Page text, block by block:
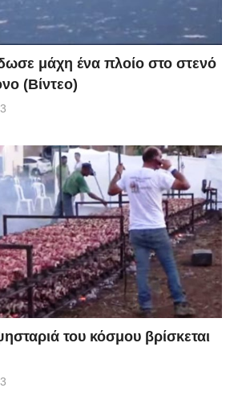
μάχη ένα πλοίο στο στενό
(Βίντεο)
του κόσμου βρίσκεται